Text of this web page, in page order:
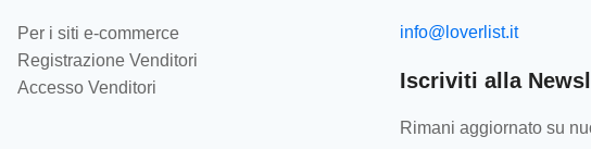
Per i siti e-commerce
Registrazione Venditori
Accesso Venditori
info@loverlist.it
Iscriviti alla
Rimani aggiornato su